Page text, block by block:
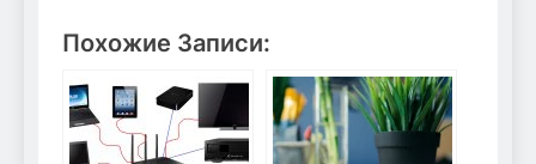
Похожие Записи: